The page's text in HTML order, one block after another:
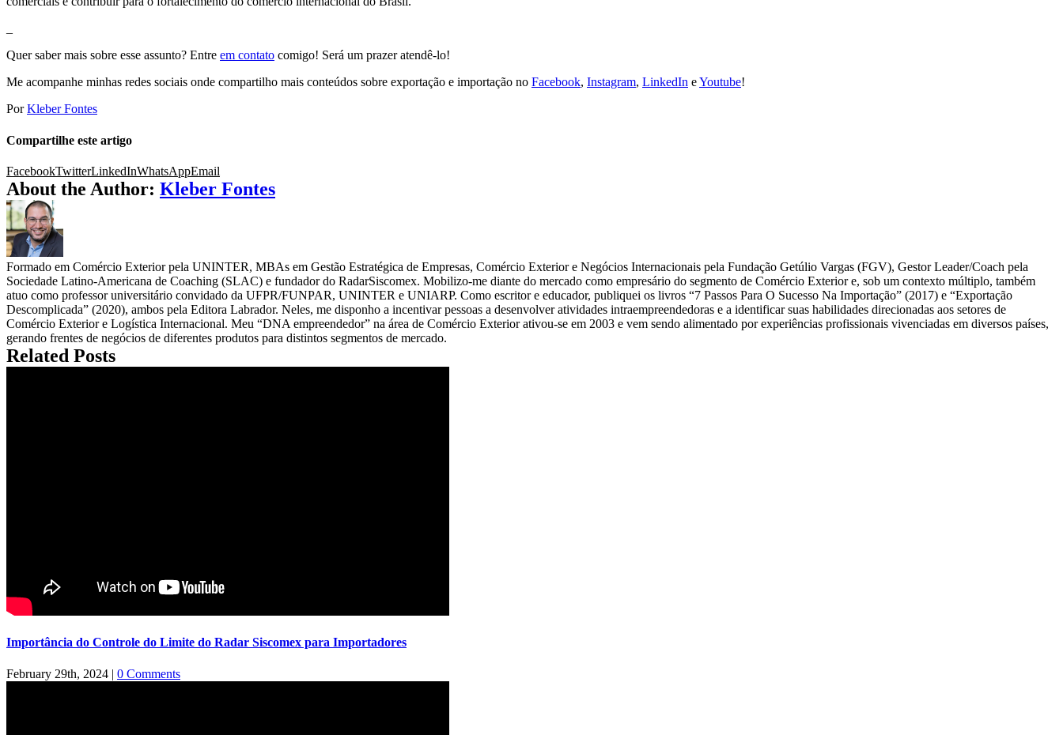
Quer saber mais sobre esse assunto? Entre em contato comigo! Será um prazer atendê-lo!
Me acompanhe minhas redes sociais onde compartilho mais conteúdos sobre exportação e importação no Facebook, Instagram, LinkedIn eYoutube!
PorKleber Fontes
Compartilhe este artigo
FacebookTwitterLinkedInWhatsAppEmail
About the Author: Kleber Fontes
Formado em Comércio Exterior pela UNINTER, MBAs em Gestão Estratégica de Empresas, Comércio Exterior e Negócios Internacionais pela Fundação Getúlio Vargas (FGV), Gestor Leader/Coach pela
Sociedade Latino-Americana de Coaching (SLAC) e fundador do RadarSiscomex. Mobilizo-me diante do mercado como empresário do segmento de Comércio Exterior e, sob um contexto múltiplo, também
atuo como professor universitário convidado da UFPR/FUNPAR, UNINTER e UNIARP. Como escritor e educador, publiquei os livros “7 Passos Para O Sucesso Na Importação” (2017) e “Exportação
Descomplicada” (2020), ambos pela Editora Labrador. Neles, me disponho a incentivar pessoas a desenvolver atividades intraempreendedoras e a identificar suas habilidades direcionadas aos setores de
Comércio Exterior e Logística Internacional. Meu “DNA empreendedor” na área de Comércio Exterior ativou-se em 2003 e vem sendo alimentado por experiências profissionais vivenciadas em diversos países,
gerando frentes de negócios de diferentes produtos para distintos segmentos de mercado.
Related Posts
Importância do Controle do Limite do Radar Siscomex para Importadores
February 29th, 2024 | 0 Comments